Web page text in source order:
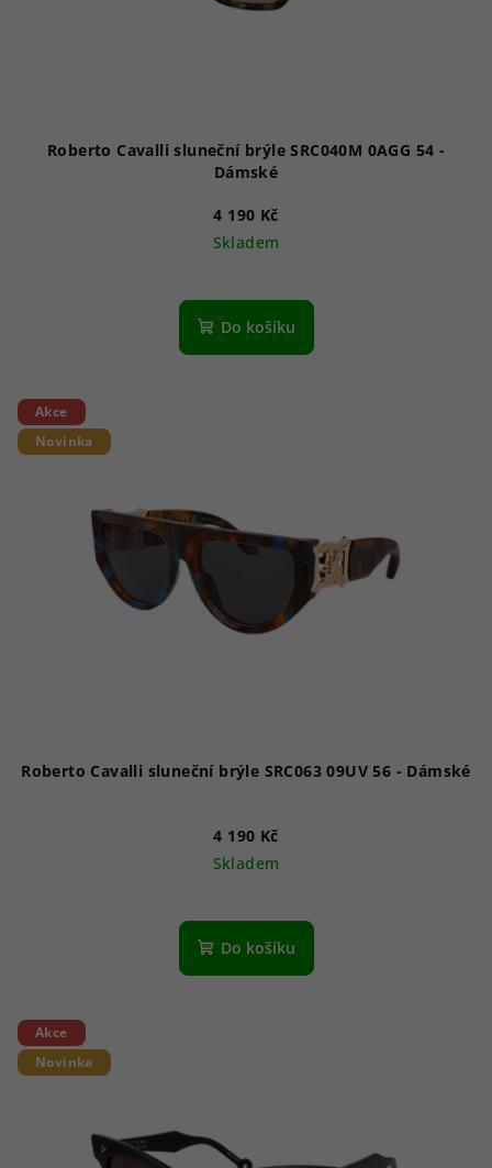
Roberto Cavalli sluneční brýle SRC040M 0AGG 54 -
Dámské
4 190 Kč
Skladem
Do košíku
Akce
Novinka
Roberto Cavalli sluneční brýle SRC063 09UV 56 - Dámské
4 190 Kč
Skladem
Do košíku
Akce
Novinka